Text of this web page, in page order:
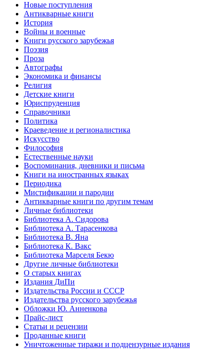
Новые поступления
Антикварные книги
История
Войны и военные
Книги русского зарубежья
Поэзия
Проза
Автографы
Экономика и финансы
Религия
Детские книги
Юриспруденция
Справочники
Политика
Краеведение и регионалистика
Искусство
Философия
Естественные науки
Воспоминания, дневники и письма
Книги на иностранных языках
Периодика
Мистификации и пародии
Антикварные книги по другим темам
Личные библиотеки
Библиотека А. Сидорова
Библиотека А. Тарасенкова
Библиотека В. Яна
Библиотека К. Вакс
Библиотека Марселя Бекю
Другие личные библиотеки
О старых книгах
Издания ДиПи
Издательства России и СССР
Издательства русского зарубежья
Обложки Ю. Анненкова
Прайс-лист
Статьи и рецензии
Проданные книги
Уничтоженные тиражи и подцензурные издания